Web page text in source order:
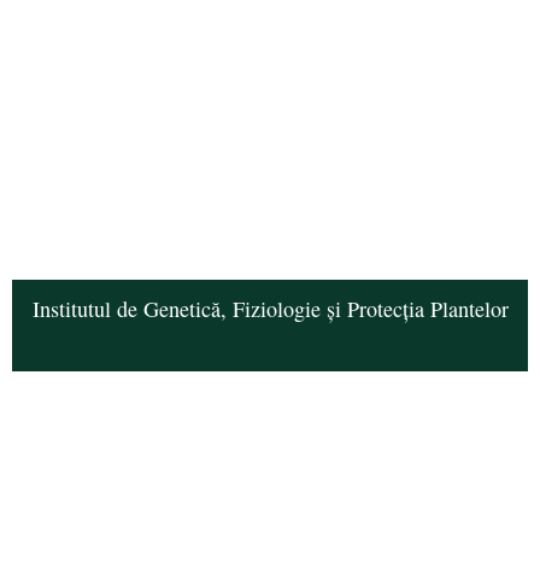
Institutul de Genetică, Fiziologie și Protecția Plantelor